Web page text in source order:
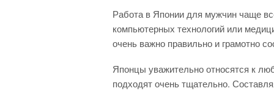
Работа в Японии для мужчин чаще
компьютерных технологий или
очень важно правильно и грамотно
Японцы уважительно относятся к
подходят очень тщательно.